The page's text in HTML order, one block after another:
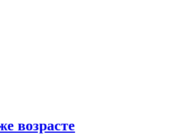
возрасте